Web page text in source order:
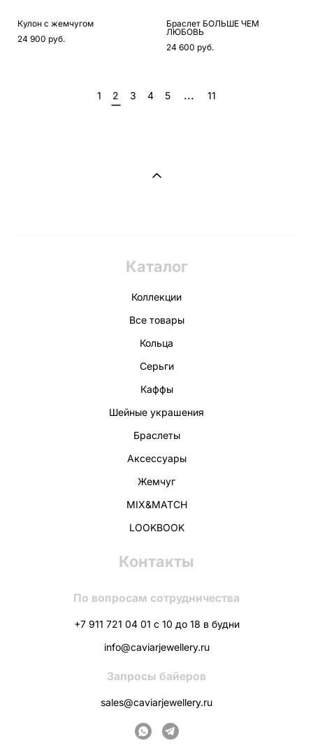
Кулон с жемчугом
24 900 pуб.
Браслет БОЛЬШЕ ЧЕМ
ЛЮБОВЬ
24 600 pуб.
1 2 3 4 5 ... 11
Каталог
Коллекции
Все товары
Кольца
Серьги
Каффы
Шейные украшения
Браслеты
Аксессуары
Жемчуг
MIX&MATCH
LOOKBOOK
Контакты
По вопросам сотрудничества
+7 911 721 04 01 с 10 до 18 в будни
info@caviarjewellery.ru
Запросы байеров
sales@caviarjewellery.ru